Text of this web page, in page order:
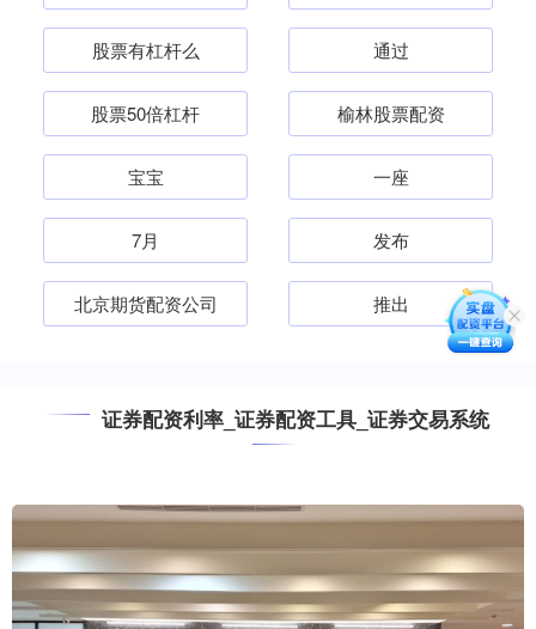
股票有杠杆么 通过
股票50倍杠杆 榆林股票配资
宝宝 一座
7月 发布
北京期货配资公司 推出
证券配资利率_证券配资工具_证券交易系统